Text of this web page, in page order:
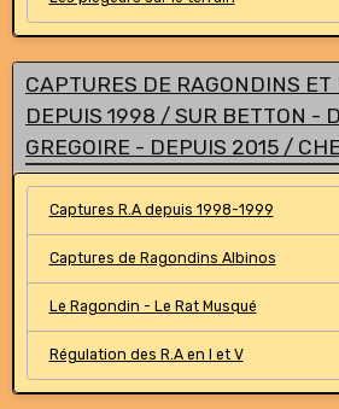
CAPTURES DE RAGONDINS ET
DEPUIS 1998 / SUR BETTON -
GREGOIRE - DEPUIS 2015 /
Captures R.A depuis 1998-1999
Captures de Ragondins Albinos
Le Ragondin - Le Rat Musqué
Régulation des R.A en I et V